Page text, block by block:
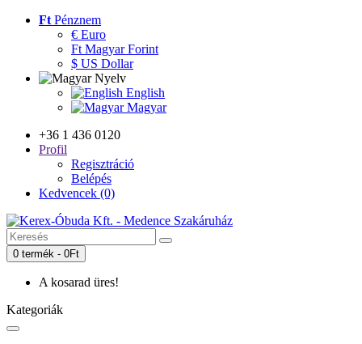
Ft Pénznem
€ Euro
Ft Magyar Forint
$ US Dollar
Nyelv
English
Magyar
+36 1 436 0120
Profil
Regisztráció
Belépés
Kedvencek (0)
0 termék - 0Ft
A kosarad üres!
Kategoriák